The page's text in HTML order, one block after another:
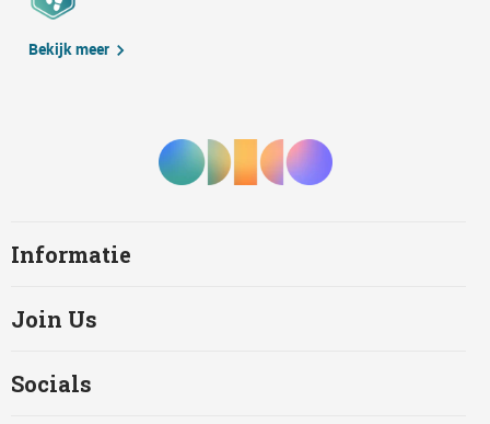
Bekijk meer
Informatie
Join Us
Socials